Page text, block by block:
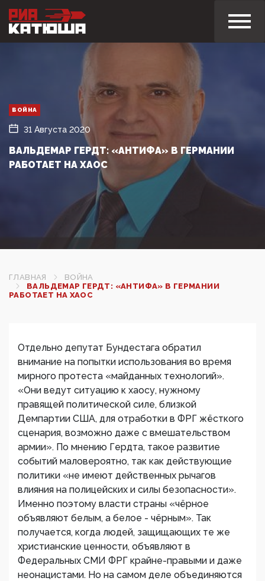
ВОЙНА
31 Августа 2020
ВАЛЬДЕМАР ГЕРДТ: «АНТИФА» В ГЕРМАНИИ
РАБОТАЕТ НА ХАОС
ГЛАВНАЯ
ВОЙНА
ВАЛЬДЕМАР ГЕРДТ: «АНТИФА» В ГЕРМАНИИ
РАБОТАЕТ НА ХАОС
Отдельно депутат Бундестага обратил
внимание на попытки использования во время
мирного протеста «майданных технологий».
«Они ведут ситуацию к хаосу, нужному
правящей политической силе, близкой
Демпартии США, для отработки в ФРГ жёсткого
сценария, возможно даже с вмешательством
армии». По мнению Гердта, такое развитие
событий маловероятно, так как действующие
политики «не имеют действенных рычагов
влияния на полицейских и силы безопасности».
Именно поэтому власти страны «чёрное
объявляют белым, а белое - чёрным». Так
получается, когда людей, защищающих те же
христианские ценности, объявляют в
Федеральных СМИ ФРГ крайне-правыми и даже
неонацистами. Но на самом деле объединяются